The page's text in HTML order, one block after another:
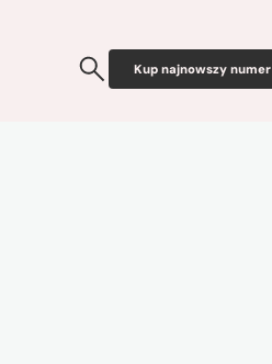
Kup najnowszy numer